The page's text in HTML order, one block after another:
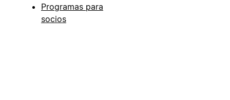
Programas para
socios